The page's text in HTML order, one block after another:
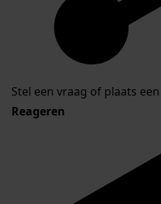
Stel een vraag of plaats
Reageren